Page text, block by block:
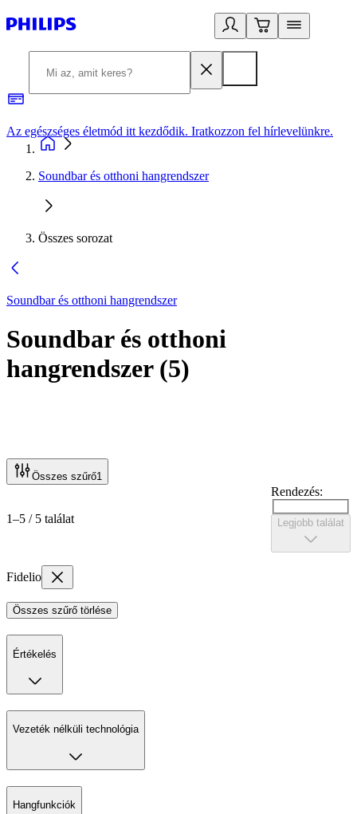
Az egészséges életmód itt kezdődik. Iratkozzon fel hírlevelünkre.
Soundbar és otthoni hangrendszer
Összes sorozat
Soundbar és otthoni hangrendszer
Soundbar és otthoni
hangrendszer(5)
Összes szűrő1
1–5 / 5 találat
Rendezés:
Legjobb találat
Fidelio
Összes szűrő törlése
Értékelés
Vezeték nélküli technológia
Hangfunkciók